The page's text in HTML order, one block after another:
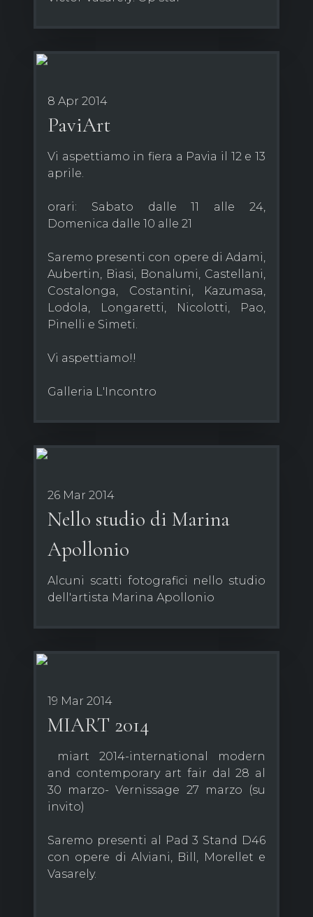
8 Apr 2014
PaviArt
Vi aspettiamo in fiera a Pavia il 12 e 13
aprile.
orari: Sabato dalle 11 alle 24,
Domenica dalle 10 alle 21
Saremo presenti con opere di Adami,
Aubertin, Biasi, Bonalumi, Castellani,
Costalonga, Costantini, Kazumasa,
Lodola, Longaretti, Nicolotti, Pao,
Pinelli e Simeti.
Vi aspettiamo!!
Galleria L'Incontro
26 Mar 2014
Nello studio di Marina
Apollonio
Alcuni scatti fotografici nello studio
dell'artista Marina Apollonio
19 Mar 2014
MIART 2014
miart 2014-international modern
and contemporary art fair dal 28 al
30 marzo- Vernissage 27 marzo (su
invito)
Saremo presenti al Pad 3 Stand D46
con opere di Alviani, Bill, Morellet e
Vasarely.